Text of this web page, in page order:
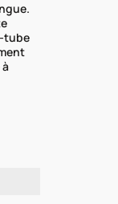
tube